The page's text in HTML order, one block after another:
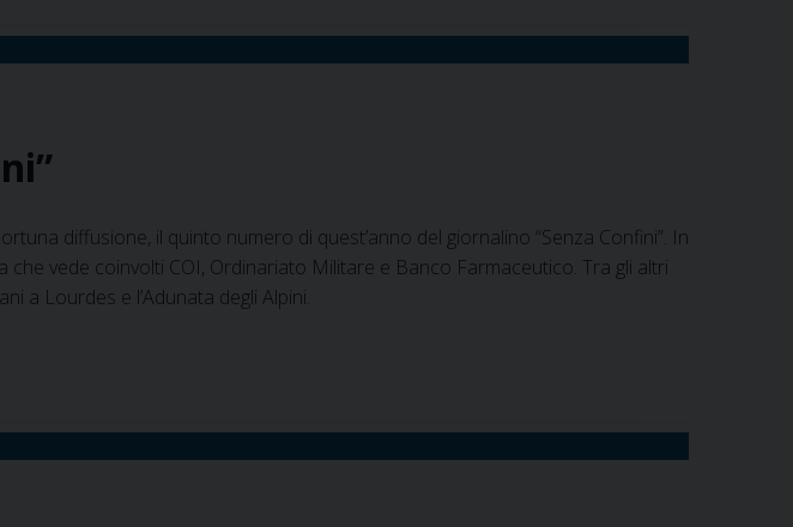
diffusione, il quinto numero di quest’anno del giornalino “Senza Confini”. In
che vede coinvolti COI, Ordinariato Militare e Banco Farmaceutico. Tra gli altri
a Lourdes e l’Adunata degli Alpini.